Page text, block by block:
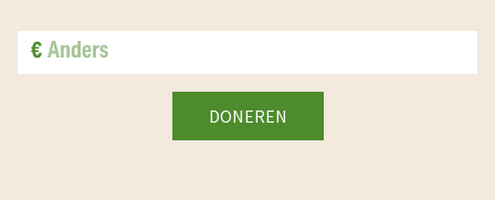
€